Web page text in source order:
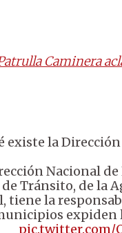
Caminera
existe la
Nacional
Tránsito, de la
tiene la
expiden
pic.twitter.com/